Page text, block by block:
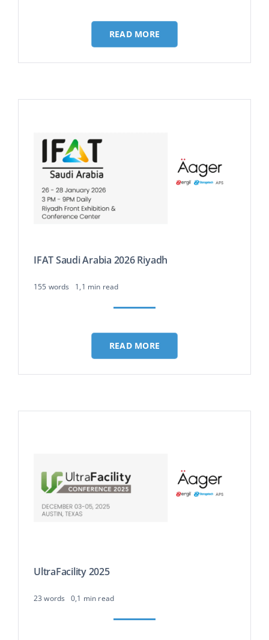
READ MORE
IFAT Saudi Arabia 2026 Riyadh
155 words 1,1 min read
READ MORE
UltraFacility 2025
23 words 0,1 min read